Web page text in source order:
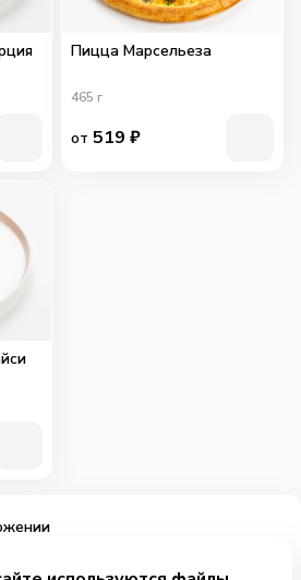
Пицца Марсельеза
465 г
от 519 ₽